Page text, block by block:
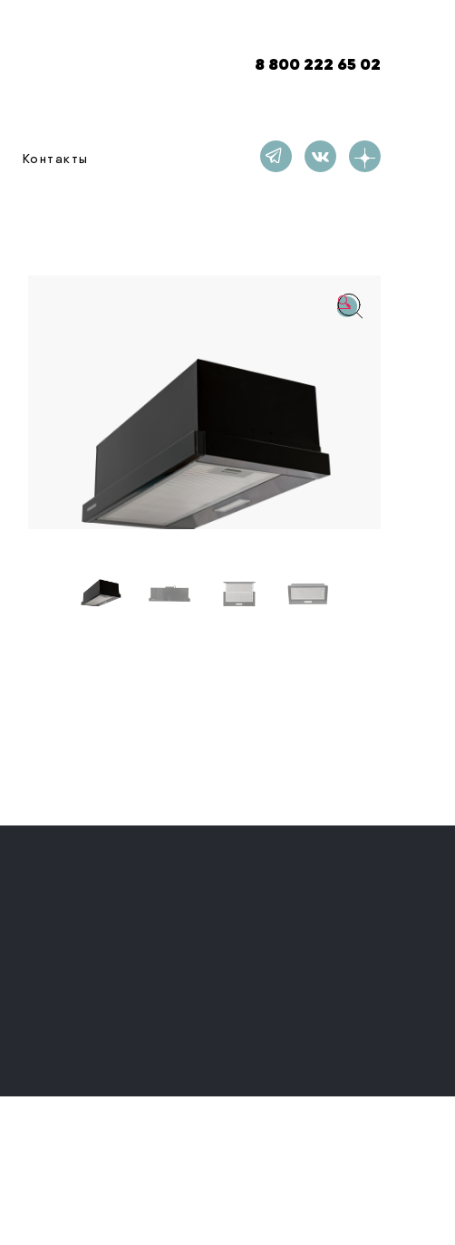
8 800 222 65 02
Контакты
🔍